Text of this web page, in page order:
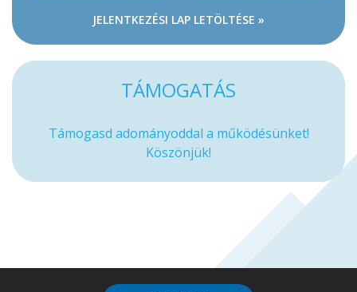
JELENTKEZÉSI LAP LETÖLTÉSE »
TÁMOGATÁS
Támogasd adományoddal a működésünket!
Köszönjük!